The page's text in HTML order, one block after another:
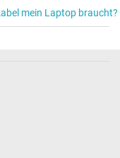
mein Laptop braucht?